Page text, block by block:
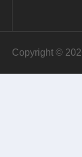
Copyright ©